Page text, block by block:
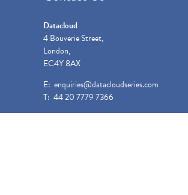
Datacloud
4 Bouverie Street,
London,
EC4Y 8AX
E: enquiries@datacloudseries.com
T: 44 20 7779 7366